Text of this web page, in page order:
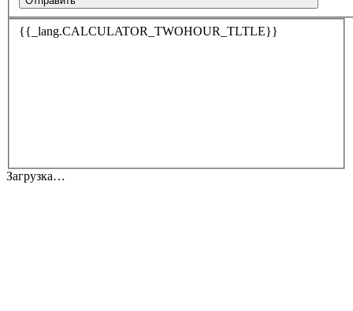
{{_lang.CALCULATOR_TWOHOUR_TLTLE}}
Загрузка…